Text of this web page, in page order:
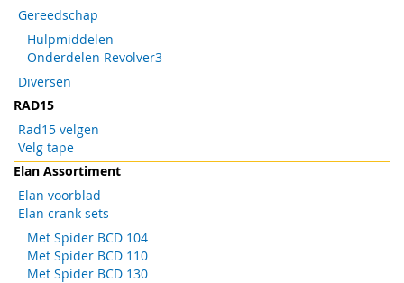
Gereedschap
Hulpmiddelen
Onderdelen Revolver3
Diversen
RAD15
Rad15 velgen
Velg tape
Elan Assortiment
Elan voorblad
Elan crank sets
Met Spider BCD 104
Met Spider BCD 110
Met Spider BCD 130